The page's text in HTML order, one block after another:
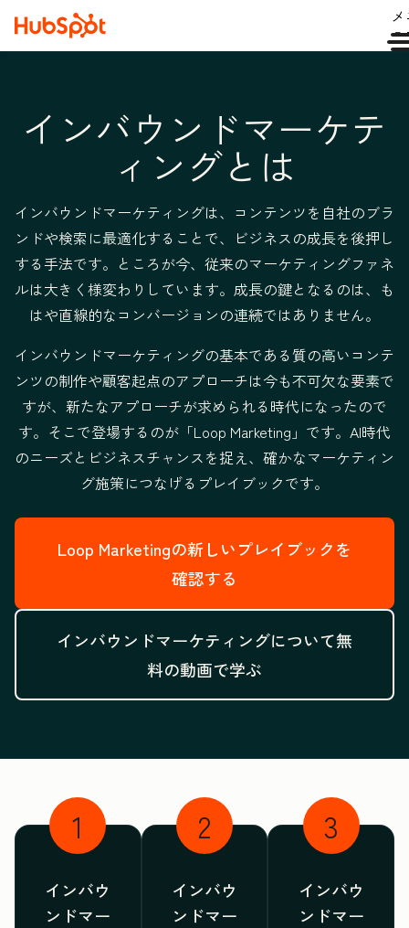
インバウンドマーケテ
ィングとは
インバウンドマーケティングは、コンテンツを自社のブラ
ンドや検索に最適化することで、ビジネスの成長を後押し
する手法です。ところが今、従来のマーケティングファネ
ルは大きく様変わりしています。成長の鍵となるのは、も
はや直線的なコンバージョンの連続ではありません。
インバウンドマーケティングの基本である質の高いコンテ
ンツの制作や顧客起点のアプローチは今も不可欠な要素で
すが、新たなアプローチが求められる時代になったので
す。そこで登場するのが「Loop Marketing」です。 AI時代
のニーズとビジネスチャンスを捉え、 確かなマーケティン
グ施策につなげるプレイブックです。
Loop Marketingの新しいプレイブックを
確認する
インバウンドマーケティングについて無
料の動画で学ぶ
1
インバウ
ンドマー
2
インバウ
ンドマー
3
インバウ
ンドマー